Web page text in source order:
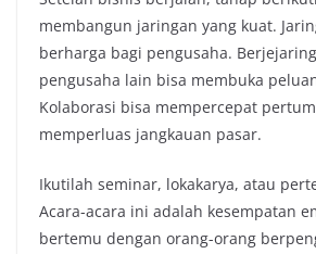
membangun jaringan yang kuat.
berharga bagi pengusaha.
pengusaha lain bisa membuka
Kolaborasi bisa mempercepat
memperluas jangkauan pasar.
Ikutilah seminar, lokakarya, atau
Acara-acara ini adalah kesempatan
bertemu dengan orang-orang